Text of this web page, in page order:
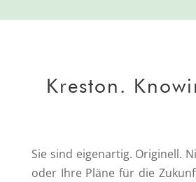
Kreston.
Sie sind eigenartig. Originell.
oder Ihre Pläne für die